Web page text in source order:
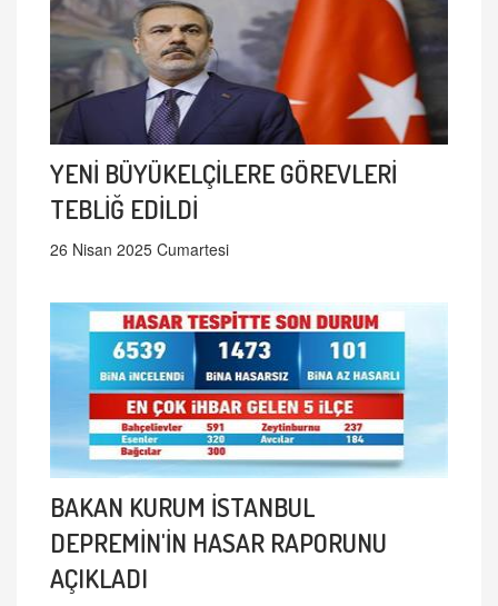
YENİ BÜYÜKELÇİLERE GÖREVLERİ
TEBLİĞ EDİLDİ
26 Nisan 2025 Cumartesi
BAKAN KURUM İSTANBUL
DEPREMİN'İN HASAR RAPORUNU
AÇIKLADI